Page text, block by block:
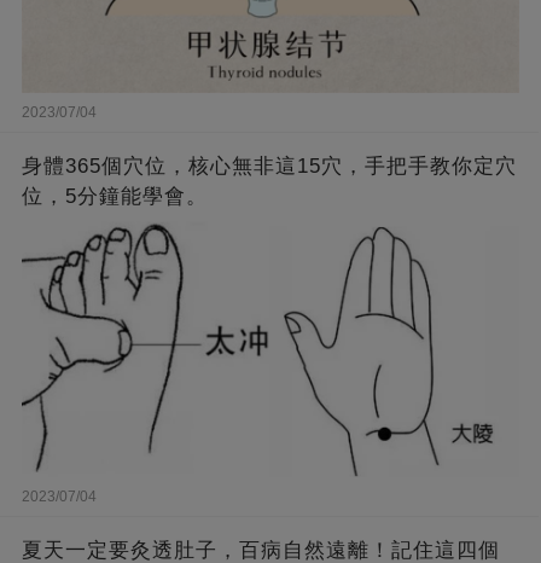
2023/07/04
身體365個穴位，核心無非這15穴，手把手教你定穴
位，5分鐘能學會。
2023/07/04
夏天一定要灸透肚子，百病自然遠離！記住這四個